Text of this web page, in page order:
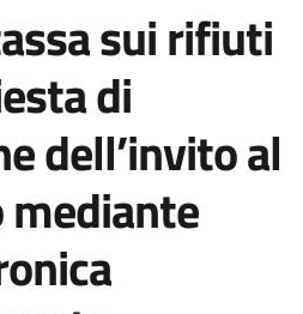
sui rifiuti
di
dell’invito al